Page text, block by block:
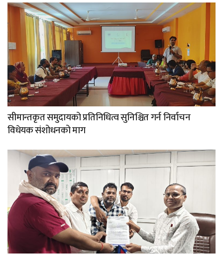
सीमान्तकृत समुदायको प्रतिनिधित्व सुनिश्चित गर्न निर्वाचन
विधेयक संशोधनको माग